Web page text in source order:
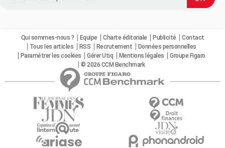
Qui sommes-nous ? Equipe Charte éditoriale Publicité
Contact
Tous les articles
RSS Recrutement
Données personnelles
Paramétrer les cookies
Gérer Utiq Mentions légales
Groupe Figaro
© 2026 CCM Benchmark